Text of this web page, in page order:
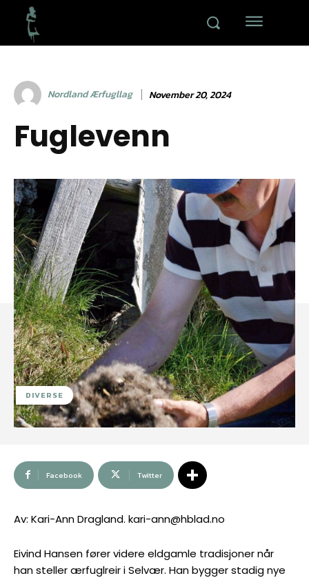
Nordland Ærfugllag November 20, 2024
Fuglevenn
DIVERSE
Facebook Twitter
Av: Kari-Ann Dragland. kari-ann@hblad.no
Eivind Hansen fører videre eldgamle tradisjoner når
han steller ærfuglreir i Selvær. Han bygger stadig nye